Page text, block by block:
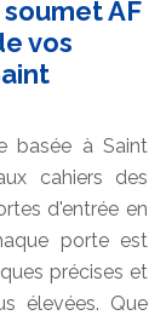
AF
vos
basée à Saint
cahiers des
d'entrée en
porte est
précises et
élevées. Que